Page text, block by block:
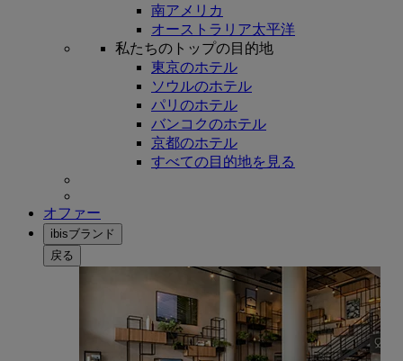
南アメリカ
オーストラリア太平洋
私たちのトップの目的地
東京のホテル
ソウルのホテル
パリのホテル
バンコクのホテル
京都のホテル
すべての目的地を見る
オファー
ibisブランド
戻る